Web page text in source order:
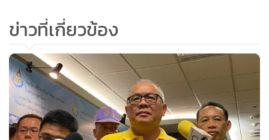
จะขยายพื้นที่ปลูกพืชพลังงานเพิ่ม เพราะทำนาที่ผ่านมาชีวิต
เกษตรกรเองก็ยากลำบาก อยากวอนให้รัฐเร่งโครงการนี้" นางนฤ
ชลกล่าว
นายผจญ ศรีบุญเรือง นายกสมาคมก๊าซชีวภาพไทย กล่าวว่า การ
คัดเลือกโรงไฟฟ้าชุมชนนั้น เห็นว่าควรจะคัดเลือกผู้ที่เป็นมือ
อาชีพสามารถพัฒนาโรงไฟฟ้าและบริหารจัดการได้อย่างแท้จริง
ข่าวที่เกี่ยวข้อง